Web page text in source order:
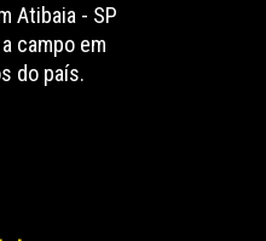
Atibaia - SP
campo em
do país.